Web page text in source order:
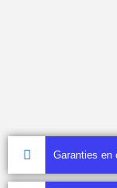
Garanties en